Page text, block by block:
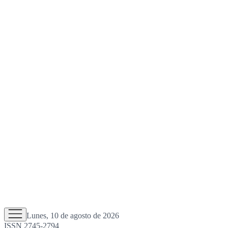
Lunes, 10 de agosto de 2026
ISSN 2745-2794